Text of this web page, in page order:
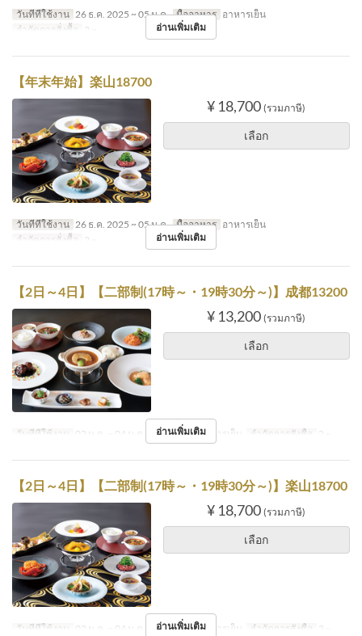
วันที่ที่ใช้งาน 26 ธ.ค. 2025 ~ 05 ม.ค. มื้ออาหาร อาหารเย็น
จำกัดการสั่งซื้อ
2 ~ อ่านเพิ่มเติม
【年末年始】楽山18700
¥ 18,700 (รวมภาษี)
เลือก
วันที่ที่ใช้งาน 26 ธ.ค. 2025 ~ 05 ม.ค. มื้ออาหาร อาหารเย็น
จำกัดการสั่งซื้อ
2 ~ อ่านเพิ่มเติม
【2日～4日】【二部制(17時～・19時30分～)】成都13200
¥ 13,200 (รวมภาษี)
เลือก
วันที่ที่ใช้งาน 02 ม.ค. ~ 04 ม.ค. มื้ออาหาร อาหารเย็น จำกัดการสั่งซื้อ 2 ~
อ่านเพิ่มเติม
【2日～4日】【二部制(17時～・19時30分～)】楽山18700
¥ 18,700 (รวมภาษี)
เลือก
วันที่ที่ใช้งาน 02 ม.ค. ~ 04 ม.ค. มื้ออาหาร อาหารเย็น จำกัดการสั่งซื้อ 2 ~
อ่านเพิ่มเติม